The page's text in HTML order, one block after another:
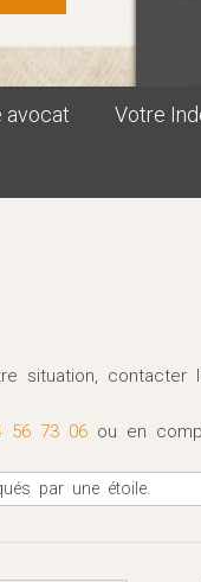
avocat Votre
situation, contacter
56 73 06 ou en
par une étoile.